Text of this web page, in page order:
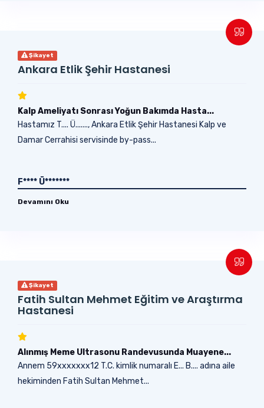
Şikayet
Ankara Etlik Şehir Hastanesi
Kalp Ameliyatı Sonrası Yoğun Bakımda Hasta...
Hastamız T.... Ü......., Ankara Etlik Şehir Hastanesi Kalp ve
Damar Cerrahisi servisinde by-pass...
F**** Ü*******
Devamını Oku
Şikayet
Fatih Sultan Mehmet Eğitim ve Araştırma
Hastanesi
Alınmış Meme Ultrasonu Randevusunda Muayene...
Annem 59xxxxxxx12 T.C. kimlik numaralı E... B.... adına aile
hekiminden Fatih Sultan Mehmet...